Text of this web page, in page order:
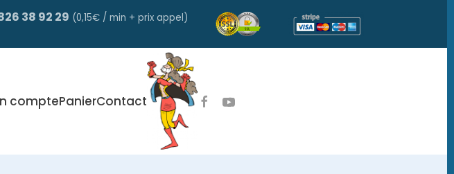
38 92 29 (0,15€ / min + prix appel)
comptePanierContact